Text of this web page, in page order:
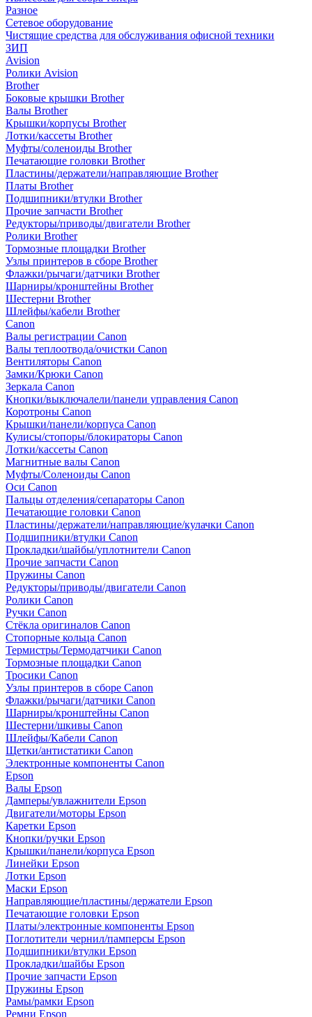
Разное
Сетевое оборудование
Чистящие средства для обслуживания офисной техники
ЗИП
Avision
Ролики Avision
Brother
Боковые крышки Brother
Валы Brother
Крышки/корпусы Brother
Лотки/кассеты Brother
Муфты/соленоиды Brother
Печатающие головки Brother
Пластины/держатели/направляющие Brother
Платы Brother
Подшипники/втулки Brother
Прочие запчасти Brother
Редукторы/приводы/двигатели Brother
Ролики Brother
Тормозные площадки Brother
Узлы принтеров в сборе Brother
Флажки/рычаги/датчики Brother
Шарниры/кронштейны Brother
Шестерни Brother
Шлейфы/кабели Brother
Canon
Валы регистрации Canon
Валы теплоотвода/очистки Canon
Вентиляторы Canon
Замки/Крюки Canon
Зеркала Canon
Кнопки/выключалели/панели управления Canon
Коротроны Canon
Крышки/панели/корпуса Canon
Кулисы/стопоры/блокираторы Canon
Лотки/кассеты Canon
Магнитные валы Canon
Муфты/Соленоиды Canon
Оси Canon
Пальцы отделения/сепараторы Canon
Печатающие головки Canon
Пластины/держатели/направляющие/кулачки Canon
Подшипники/втулки Canon
Прокладки/шайбы/уплотнители Canon
Прочие запчасти Canon
Пружины Canon
Редукторы/приводы/двигатели Canon
Ролики Canon
Ручки Canon
Стёкла оригиналов Canon
Стопорные кольца Canon
Термистры/Термодатчики Canon
Тормозные площадки Canon
Тросики Canon
Узлы принтеров в сборе Canon
Флажки/рычаги/датчики Canon
Шарниры/кронштейны Canon
Шестерни/шкивы Canon
Шлейфы/Кабели Canon
Щетки/антистатики Canon
Электронные компоненты Canon
Epson
Валы Epson
Дамперы/увлажнители Epson
Двигатели/моторы Epson
Каретки Epson
Кнопки/ручки Epson
Крышки/панели/корпуса Epson
Линейки Epson
Лотки Epson
Маски Epson
Направляющие/пластины/держатели Epson
Печатающие головки Epson
Платы/электронные компоненты Epson
Поглотители чернил/памперсы Epson
Подшипники/втулки Epson
Прокладки/шайбы Epson
Прочие запчасти Epson
Пружины Epson
Рамы/рамки Epson
Ремни Epson